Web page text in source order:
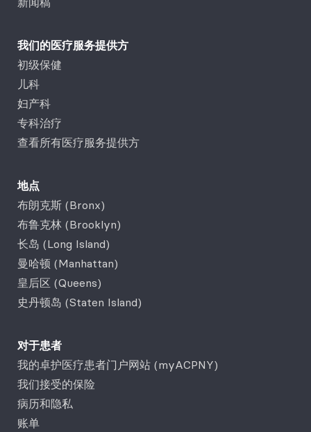
我们的医疗服务提供方
初级保健
儿科
妇产科
专科治疗
查看所有医疗服务提供方
地点
布朗克斯 (Bronx)
布鲁克林 (Brooklyn)
长岛 (Long Island)
曼哈顿 (Manhattan)
皇后区 (Queens)
史丹顿岛 (Staten Island)
对于患者
我的卓护医疗患者门户网站 (myACPNY)
我们接受的保险
病历和隐私
账单